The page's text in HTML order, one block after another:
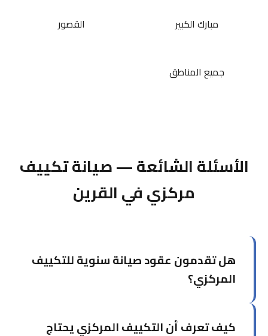
مبارك الكبير القصور
جميع المناطق
الأسئلة الشائعة — صيانة تكييف
مركزي في القرين
هل تقدمون عقود صيانة سنوية للتكييف
المركزي؟
محدداً من الزيارات الدورية، الأولوية في الطوارئ،
كيف تعرف أن التكييف المركزي يحتاج